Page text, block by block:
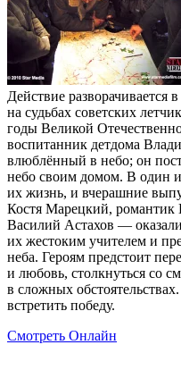
Действие разворачивается
на судьбах советских
годы Великой
воспитанник детдома
влюблённый в небо; он
небо своим домом. В один
их жизнь, и вчерашние
Костя Марецкий, романтик
Василий Астахов —
их жестоким учителем и
неба. Героям предстоит
и любовь, столкнуться со
в сложных
встретить победу.
Смотреть Онлайн